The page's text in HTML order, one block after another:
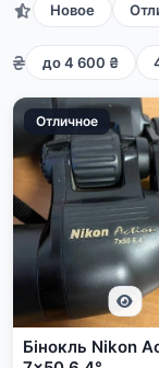
Новое
до 4 600 ₴
Отличное
Бінокль Nikon